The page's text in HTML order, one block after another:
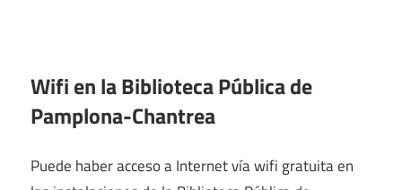
Wifi en laBiblioteca Pública de
Pamplona-Chantrea
Puede haber acceso a Internet vía wifi gratuita en